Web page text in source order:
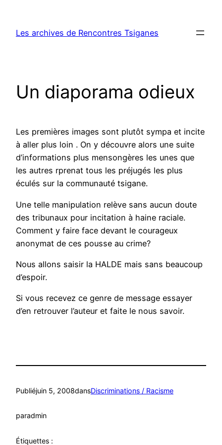
contenu
Les archives de Rencontres Tsiganes
Un diaporama odieux
Les premières images sont plutôt sympa et incite
à aller plus loin . On y découvre alors une suite
d’informations plus mensongères les unes que
les autres rprenat tous les préjugés les plus
éculés sur la communauté tsigane.
Une telle manipulation relève sans aucun doute
des tribunaux pour incitation à haine raciale.
Comment y faire face devant le courageux
anonymat de ces pousse au crime?
Nous allons saisir la HALDE mais sans beaucoup
d’espoir.
Si vous recevez ce genre de message essayer
d’en retrouver l’auteur et faite le nous savoir.
Publiéjuin 5, 2008dansDiscriminations / Racisme
paradmin
Étiquettes :